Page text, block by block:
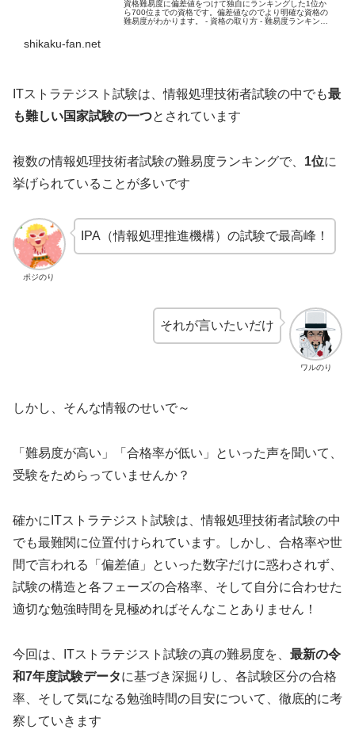
資格難易度に偏差値をつけて独自にランキングした1位か
ら700位までの資格です。偏差値なのでより明確な資格の
難易度がわかります。 - 資格の取り方 - 難易度ランキング
shikaku-fan.net
ITストラテジスト試験は、情報処理技術者試験の中でも最
も難しい国家試験の一つとされています
複数の情報処理技術者試験の難易度ランキングで、 1位に
挙げられていることが多いです
ポジのり
IPA（情報処理推進機構）の試験で最高峰！
ワルのり
それが言いたいだけ
しかし、そんな情報のせいで～
「難易度が高い」「合格率が低い」といった声を聞いて、
受験をためらっていませんか？
確かにITストラテジスト試験は、情報処理技術者試験の中
でも最難関に位置付けられています。しかし、合格率や世
間で言われる「偏差値」といった数字だけに惑わされず、
試験の構造と各フェーズの合格率、そして自分に合わせた
適切な勉強時間を見極めればそんなことありません！
今回は、ITストラテジスト試験の真の難易度を、 最新の令
和7年度試験データに基づき深掘りし、各試験区分の合格
率、そして気になる勉強時間の目安について、徹底的に考
察していきます